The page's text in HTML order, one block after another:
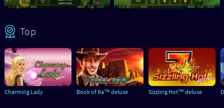
Top
Charming Lady Book of Ra™ deluxe Sizzling Hot™ deluxe